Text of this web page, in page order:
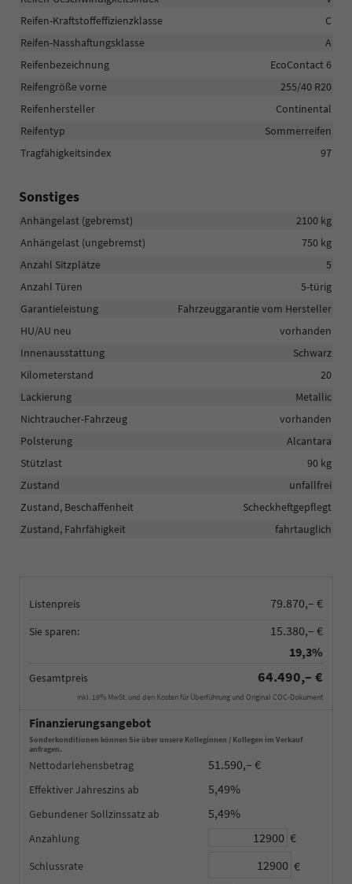
Listenpreis 79.870,– €
Sie sparen:
15.380,– €
19,3%
Gesamtpreis 64.490,– €
inkl. 19% MwSt. und den Kosten für Überführung und Original COC-Dokument
Finanzierungsangebot
Sonderkonditionen können Sie über unsere Kolleginnen / Kollegen im Verkauf
anfragen.
Nettodarlehensbetrag 51.590,– €
Effektiver Jahreszins 5,49%
Gebundener Sollzinssatz 5,49%
Anzahlung €
Schlussrate €
Reifen-Kraftstoffeffizienzklasse
C
Reifen-Nasshaftungsklasse
A
Reifenbezeichnung
EcoContact 6
Reifengröße vorne
255/40 R20
Reifenhersteller
Continental
Reifentyp
Sommerreifen
Tragfähigkeitsindex
97
Sonstiges
Anhängelast (gebremst)
2100 kg
Anhängelast (ungebremst)
750 kg
Anzahl Sitzplätze
5
Anzahl Türen
5-türig
Garantieleistung
Fahrzeuggarantie vom Hersteller
HU/AU neu
vorhanden
Innenausstattung
Schwarz
Kilometerstand
20
Lackierung
Metallic
Nichtraucher-Fahrzeug
vorhanden
Polsterung
Alcantara
Stützlast
90 kg
Zustand
unfallfrei
Zustand, Beschaffenheit
Scheckheftgepflegt
Zustand, Fahrfähigkeit
fahrtauglich